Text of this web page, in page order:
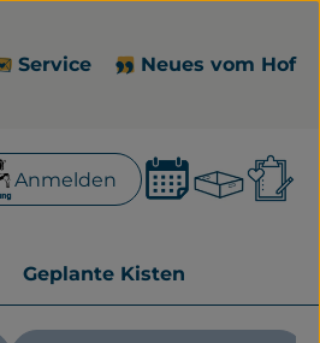
Service Neues vom Hof
Anmelden
Geplante Kisten